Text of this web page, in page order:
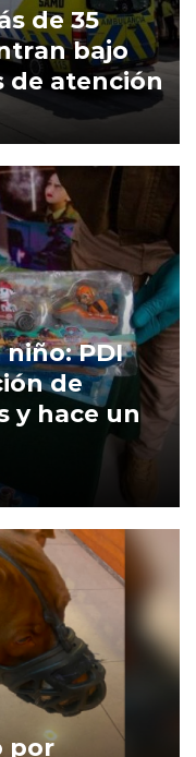
de 35
bajo
de atención
PDI
de
y hace un
por